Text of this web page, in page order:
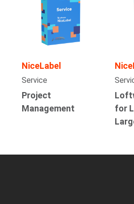
NiceLabel
Service
Project
Management
for